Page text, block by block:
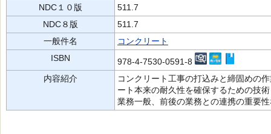
NDC１０版
511.7
NDC８版
511.7
一般件名
コンクリート
ISBN
978-4-7530-0591-8
内容紹介
コンクリート工事の打込みと締固めの
ート本来の耐久性を確保するための技
業務一般、前後の業務との連携の重要